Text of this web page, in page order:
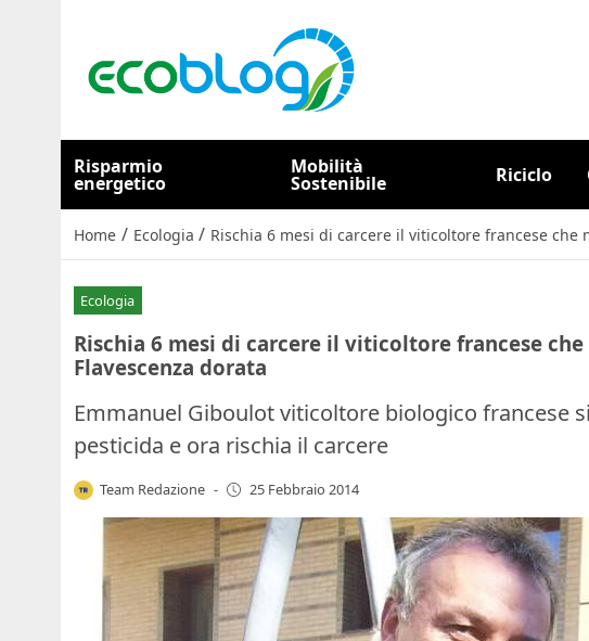
Risparmio
energetico
Mobilità
Sostenibile Riciclo
Home / Ecologia / Rischia 6 mesi di carcere il viticoltore francese
Ecologia
Rischia 6 mesi di carcere il viticoltore francese
Flavescenza dorata
Emmanuel Giboulot viticoltore biologico francese
pesticida e ora rischia il carcere
Team Redazione - 25 Febbraio 2014